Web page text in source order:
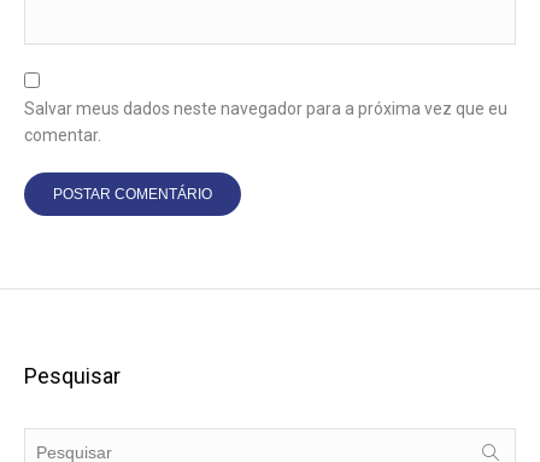
Salvar meus dados neste navegador para a próxima vez que eu
comentar.
Pesquisar